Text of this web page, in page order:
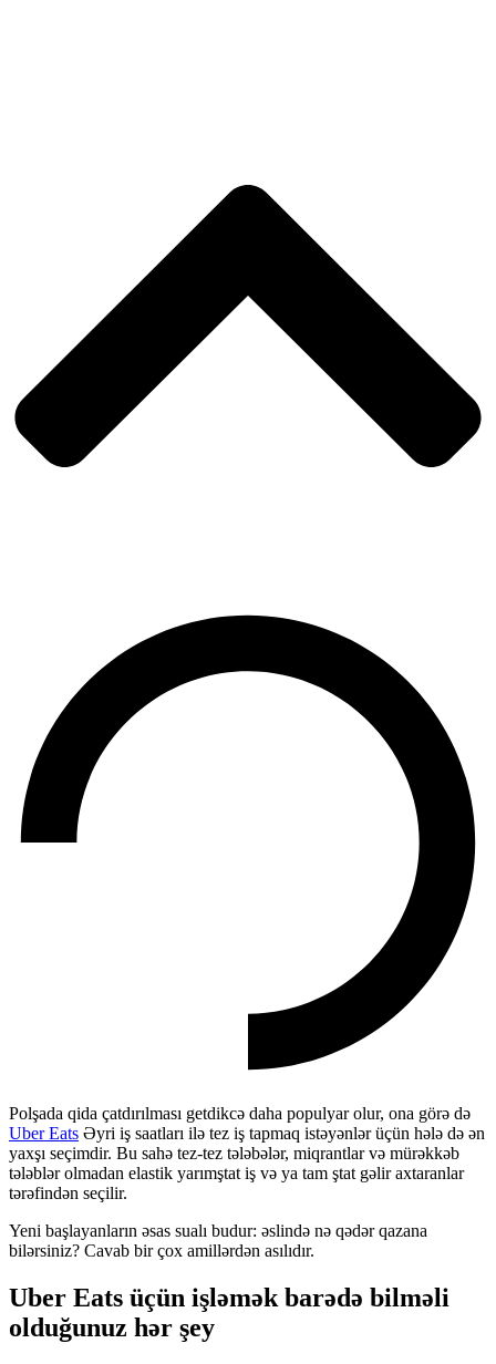
Polşada qida çatdırılması getdikcə daha populyar olur, ona görə də
Uber Eats Əyri iş saatları ilə tez iş tapmaq istəyənlər üçün hələ də ən
yaxşı seçimdir. Bu sahə tez-tez tələbələr, miqrantlar və mürəkkəb
tələblər olmadan elastik yarımştat iş və ya tam ştat gəlir axtaranlar
tərəfindən seçilir.
Yeni başlayanların əsas sualı budur: əslində nə qədər qazana
bilərsiniz? Cavab bir çox amillərdən asılıdır.
Uber Eats üçün işləmək barədə bilməli
olduğunuz hər şey